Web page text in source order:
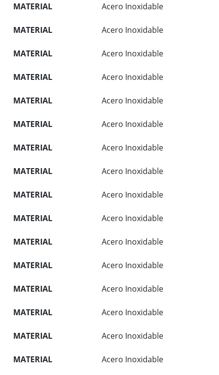
MATERIAL Acero Inoxidable
MATERIAL Acero Inoxidable
MATERIAL Acero Inoxidable
MATERIAL Acero Inoxidable
MATERIAL Acero Inoxidable
MATERIAL Acero Inoxidable
MATERIAL Acero Inoxidable
MATERIAL Acero Inoxidable
MATERIAL Acero Inoxidable
MATERIAL Acero Inoxidable
MATERIAL Acero Inoxidable
MATERIAL Acero Inoxidable
MATERIAL Acero Inoxidable
MATERIAL Acero Inoxidable
MATERIAL Acero Inoxidable
MATERIAL Acero Inoxidable